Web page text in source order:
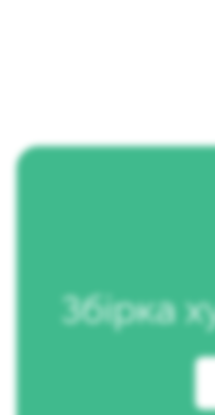
Збірка